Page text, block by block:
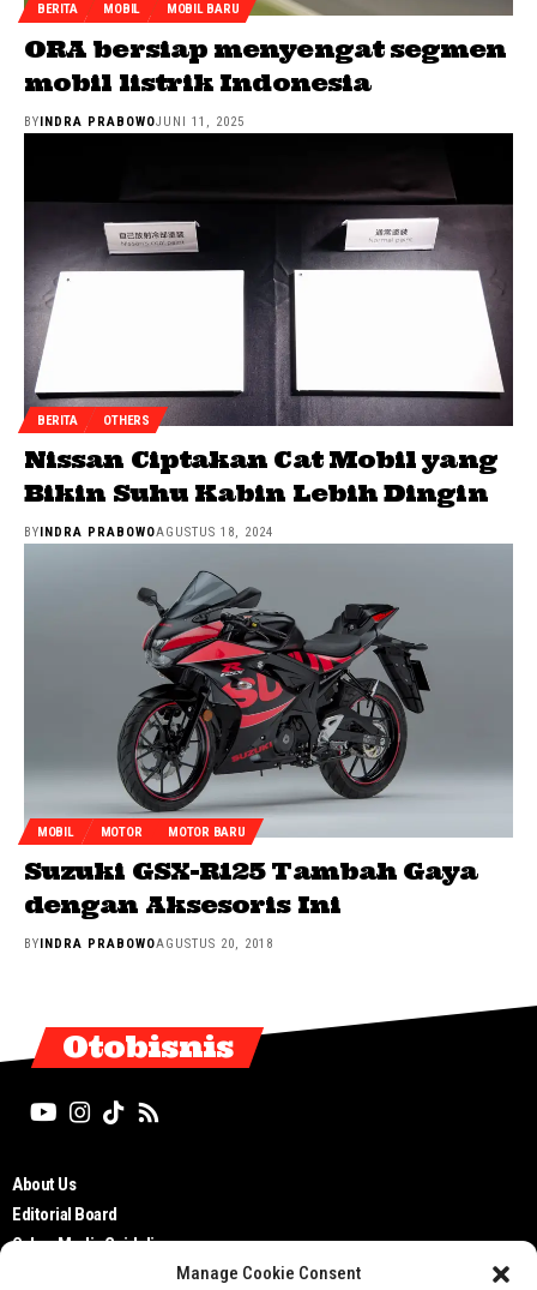
Manage Cookie Consent
BERITA MOBIL MOBIL BARU
ORA bersiap menyengat segmen
mobil listrik Indonesia
BYINDRA PRABOWOJUNI 11, 2025
BERITA OTHERS
Nissan Ciptakan Cat Mobil yang
Bikin Suhu Kabin Lebih Dingin
BY INDRA PRABOWOAGUSTUS 18, 2024
MOBIL MOTOR MOTOR BARU
Suzuki GSX-R125 Tambah Gaya
dengan Aksesoris Ini
BY INDRA PRABOWOAGUSTUS 20, 2018
Otobisnis
About Us
Editorial Board
Cyber Media Guidelines